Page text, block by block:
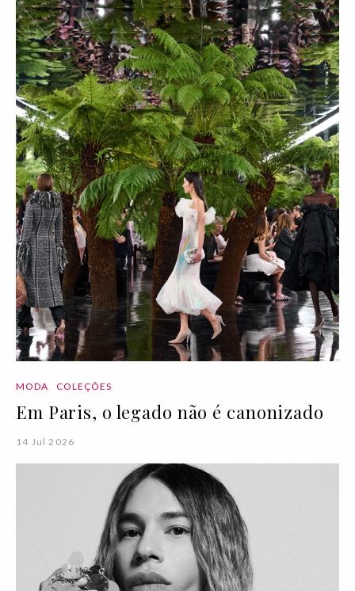
MODA COLEÇÕES
Em Paris, o legado não é canonizado
14 Jul 2026